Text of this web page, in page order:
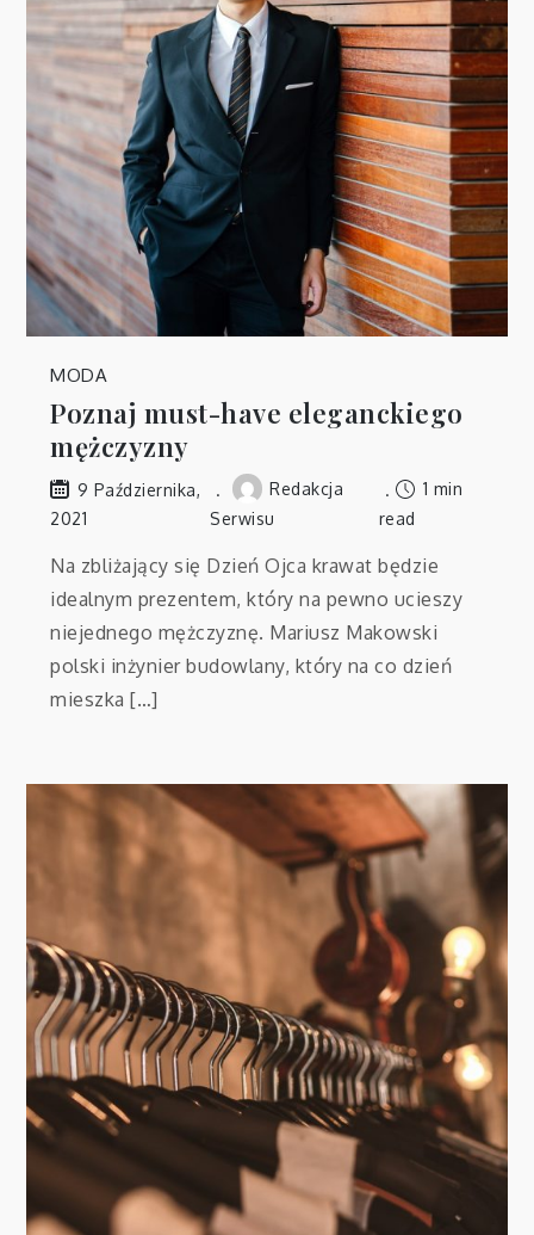
MODA
Poznaj must-have eleganckiego
mężczyzny
9 Października,
2021
Redakcja
Serwisu
1 min
read
Na zbliżający się Dzień Ojca krawat będzie
idealnym prezentem, który na pewno ucieszy
niejednego mężczyznę. Mariusz Makowski
polski inżynier budowlany, który na co dzień
mieszka […]